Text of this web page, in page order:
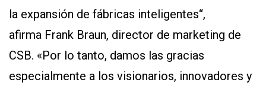
la expansión de fábricas inteligentes“,
afirma Frank Braun, director de marketing de
CSB. «Por lo tanto, damos las gracias
especialmente a los visionarios, innovadores y